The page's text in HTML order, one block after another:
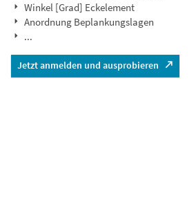
Winkel [Grad] Eckelement
Anordnung Beplankungslagen
...
Jetzt anmelden und ausprobieren